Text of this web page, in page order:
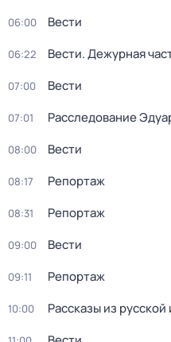
06:00 Вести
06:22 Вести. Дежурная
07:00 Вести
07:01 Расследование
08:00 Вести
08:17 Репортаж
08:31 Репортаж
09:00 Вести
09:11 Репортаж
10:00 Рассказы из русской